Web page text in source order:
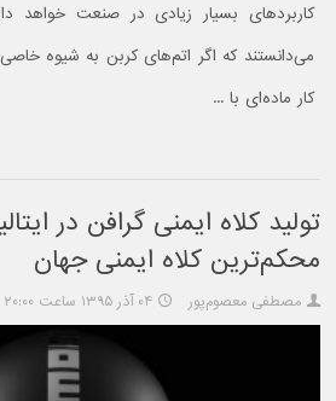
کاربردهای بسیار زیادی در صنعت خواهد
می‌دانستند که اگر اتم‌های کربن به شیوه
کار ماده‌ای با ...
تولید کلاه ایمنی گرافن در
محکم‌ترین کلاه ایمنی جهان
مصطفی معصوم‌پور ۰۴ آذر ۱۳۹۵ ساعت ۲۰:۰۰